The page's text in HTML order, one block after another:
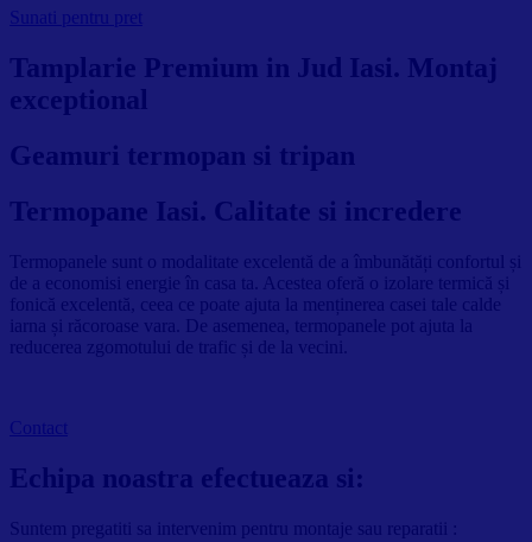
Sunati pentru pret
Tamplarie Premium in Jud Iasi. Montaj
exceptional
Geamuri termopan si tripan
Termopane Iasi. Calitate si incredere
Termopanele sunt o modalitate excelentă de a îmbunătăți confortul și
de a economisi energie în casa ta. Acestea oferă o izolare termică și
fonică excelentă, ceea ce poate ajuta la menținerea casei tale calde
iarna și răcoroase vara. De asemenea, termopanele pot ajuta la
reducerea zgomotului de trafic și de la vecini.
Contact
Echipa noastra efectueaza si:
Suntem pregatiti sa intervenim pentru montaje sau reparatii :